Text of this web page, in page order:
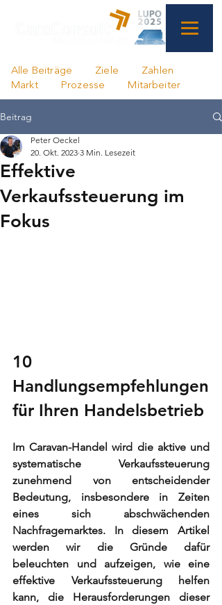
Alle Beiträge Ziele
Zahlen
Markt
Prozesse Mitarbeiter
Beitrag
Effektive
Verkaufssteuerung im
Fokus
Peter Oeckel
20. Okt. 2023 3 Min. Lesezeit
10
Handlungsempfehlungen
für Ihren Handelsbetrieb
Im Caravan-Handel wird die aktive und
systematische Verkaufssteuerung
zunehmend von entscheidender
Bedeutung, insbesondere in Zeiten
eines sich abschwächenden
Nachfragemarktes. In diesem Artikel
werden wir die Gründe dafür
beleuchten und aufzeigen, wie eine
effektive Verkaufssteuerung helfen
kann, die Herausforderungen dieser